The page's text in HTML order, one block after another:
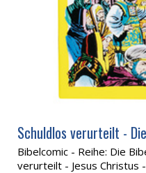
Schuldlos verurteilt -
Bibelcomic - Reihe: Die
verurteilt - Jesus Christus